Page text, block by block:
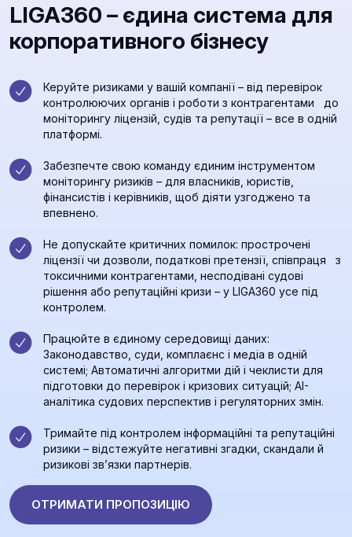
LIGA360 – єдина система для
корпоративного бізнесу
Керуйте ризиками у вашій компанії – від перевірок
контролюючих органів і роботи з контрагентами до
моніторингу ліцензій, судів та репутації – все в одній
платформі.
Забезпечте свою команду єдиним інструментом
моніторингу ризиків – для власників, юристів,
фінансистів і керівників, щоб діяти узгоджено та
впевнено.
Не допускайте критичних помилок: прострочені
ліцензії чи дозволи, податкові претензії, співпраця з
токсичними контрагентами, несподівані судові
рішення або репутаційні кризи – у LIGA360 усе під
контролем.
Працюйте в єдиному середовищі даних:
Законодавство, суди, комплаєнс і медіа в одній
системі; Автоматичні алгоритми дій і чеклисти для
підготовки до перевірок і кризових ситуацій; AI-
аналітика судових перспектив і регуляторних змін.
Тримайте під контролем інформаційні та репутаційні
ризики – відстежуйте негативні згадки, скандали й
ризикові зв’язки партнерів.
ОТРИМАТИ ПРОПОЗИЦІЮ